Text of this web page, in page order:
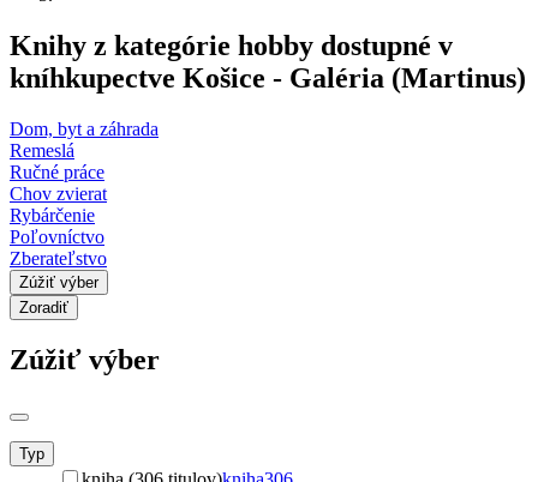
Knihy z kategórie hobby dostupné v
kníhkupectve Košice - Galéria (Martinus)
Dom, byt a záhrada
Remeslá
Ručné práce
Chov zvierat
Rybárčenie
Poľovníctvo
Zberateľstvo
Zúžiť výber
Zoradiť
Zúžiť výber
Typ